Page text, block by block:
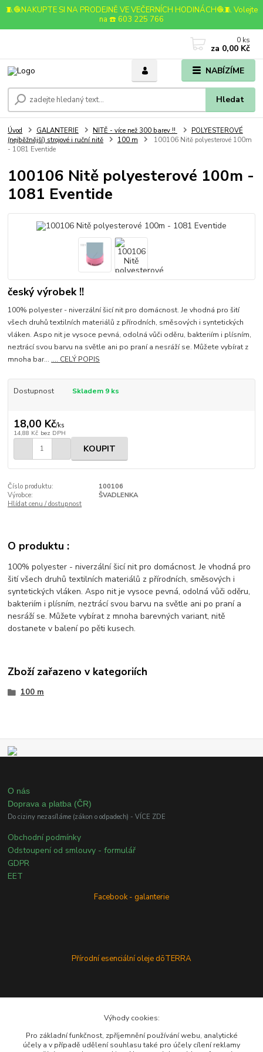
🧵🧶NAKUPTE SI NA PRODEJNĚ VE VEČERNÍCH HODINÁCH🧶🧵 Volejte
na ☎️ 603 225 766
NABÍZÍME
Hledat
0 ks
za 0,00 Kč
Úvod GALANTERIE NITĚ - více než 300 barev !!
POLYESTEROVÉ
(nejběžnější) strojové i ruční nitě
100 m
100106 Nitě polyesterové 100m
- 1081 Eventide
100106 Nitě polyesterové 100m -
1081 Eventide
český výrobek !!
100% polyester - niverzální šicí nit pro domácnost. Je vhodná pro šití
všech druhů textilních materiálů z přírodních, směsových i syntetických
vláken. Aspo nit je vysoce pevná, odolná vůči oděru, bakteriím i plísním,
neztrácí svou barvu na světle ani po praní a nesráží se. Můžete vybírat z
mnoha bar... .... CELÝ POPIS
Dostupnost Skladem 9 ks
18,00 Kč/ks
14,88 Kč bez DPH
KOUPIT
Číslo produktu:
100106
Výrobce:
ŠVADLENKA
Hlídat cenu / dostupnost
O produktu :
100% polyester - niverzální šicí nit pro domácnost. Je vhodná pro
šití všech druhů textilních materiálů z přírodních, směsových i
syntetických vláken. Aspo nit je vysoce pevná, odolná vůči oděru,
bakteriím i plísním, neztrácí svou barvu na světle ani po praní a
nesráží se. Můžete vybírat z mnoha barevných variant, nitě
dostanete v balení po pěti kusech.
Zboží zařazeno v kategoriích
100 m
O nás
Doprava a platba (ČR)
Do ciziny nezasíláme (zákon o odpadech) - VÍCE ZDE
Obchodní podmínky
Odstoupení od smlouvy - formulář
GDPR
EET
Facebook - galanterie
Přírodní esenciální oleje dōTERRA
Výhody cookies:
Pro základní funkčnost, zpříjemnění používání webu, analytické
účely a v případě udělení souhlasu také pro účely cílení reklamy